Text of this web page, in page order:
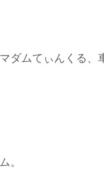
ダムてぃんくる、
。